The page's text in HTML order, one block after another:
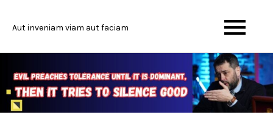
Aut inveniam viam aut faciam